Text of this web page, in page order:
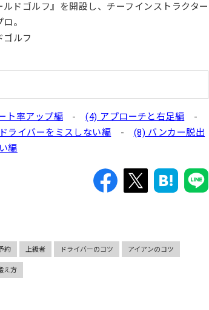
ドゴルフ』を開設し、チーフインストラクター
。
ルフ
ト率アップ編 -(4) アプローチと右足編 -
ライバーをミスしない編 - (8) バンカー脱出
編
約 上級者 ドライバーのコツ アイアンのコツ
え方